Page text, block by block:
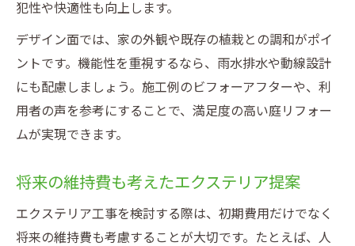
犯性や快適性も向上します。
デザイン面では、家の外観や既存の植栽との調和がポイ
ントです。機能性を重視するなら、雨水排水や動線設計
にも配慮しましょう。施工例のビフォーアフターや、利
用者の声を参考にすることで、満足度の高い庭リフォー
ムが実現できます。
将来の維持費も考えたエクステリア提案
エクステリア工事を検討する際は、初期費用だけでなく
将来の維持費も考慮することが大切です。たとえば、人